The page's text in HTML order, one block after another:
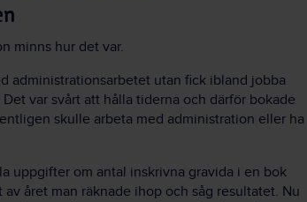
minns hur det var.
administrationsarbetet utan fick ibland jobba
var svårt att hålla tiderna och därför bokade
skulle arbeta med administration eller ha
uppgifter om antal inskrivna gravida i en bok
året man räknade ihop och såg resultatet. Nu